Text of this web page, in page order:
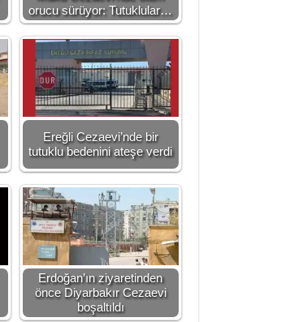
orucu sürüyor: Tutuklular…
Ereğli Cezaevi’nde bir
tutuklu bedenini ateşe verdi
Erdoğan’ın ziyaretinden
önce Diyarbakır Cezaevi
boşaltıldı